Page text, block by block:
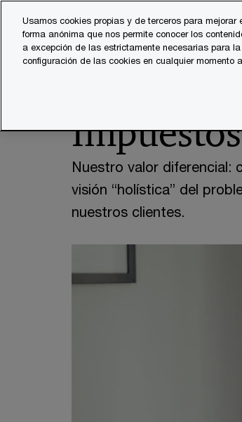
content
footer
Nuestro valor diferencial:
visión “holística” del
nuestros clientes.
Usamos cookies propias y de terceros para
forma anónima que nos permite conocer los
a excepción de las estrictamente necesarias para
configuración de las cookies en cualquier momento